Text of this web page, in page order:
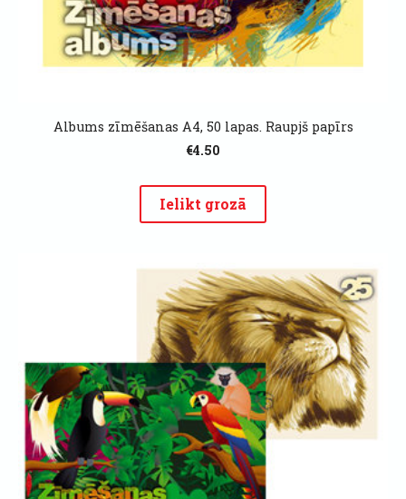
Albums zīmēšanas A4, 50 lapas. Raupjš papīrs
€4.50
Ielikt grozā